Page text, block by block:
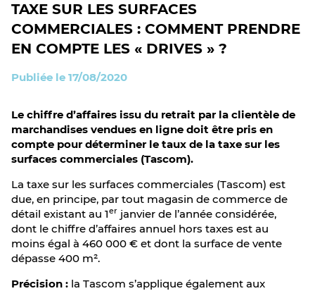
TAXE SUR LES SURFACES
COMMERCIALES : COMMENT PRENDRE
EN COMPTE LES « DRIVES » ?
Publiée le 17/08/2020
Le chiffre d’affaires issu du retrait par la clientèle de
marchandises vendues en ligne doit être pris en
compte pour déterminer le taux de la taxe sur les
surfaces commerciales (Tascom).
La taxe sur les surfaces commerciales (Tascom) est
due, en principe, par tout magasin de commerce de
détail existant au 1er janvier de l’année considérée,
dont le chiffre d’affaires annuel hors taxes est au
moins égal à 460 000 € et dont la surface de vente
dépasse 400 m².
Précision : la Tascom s’applique également aux